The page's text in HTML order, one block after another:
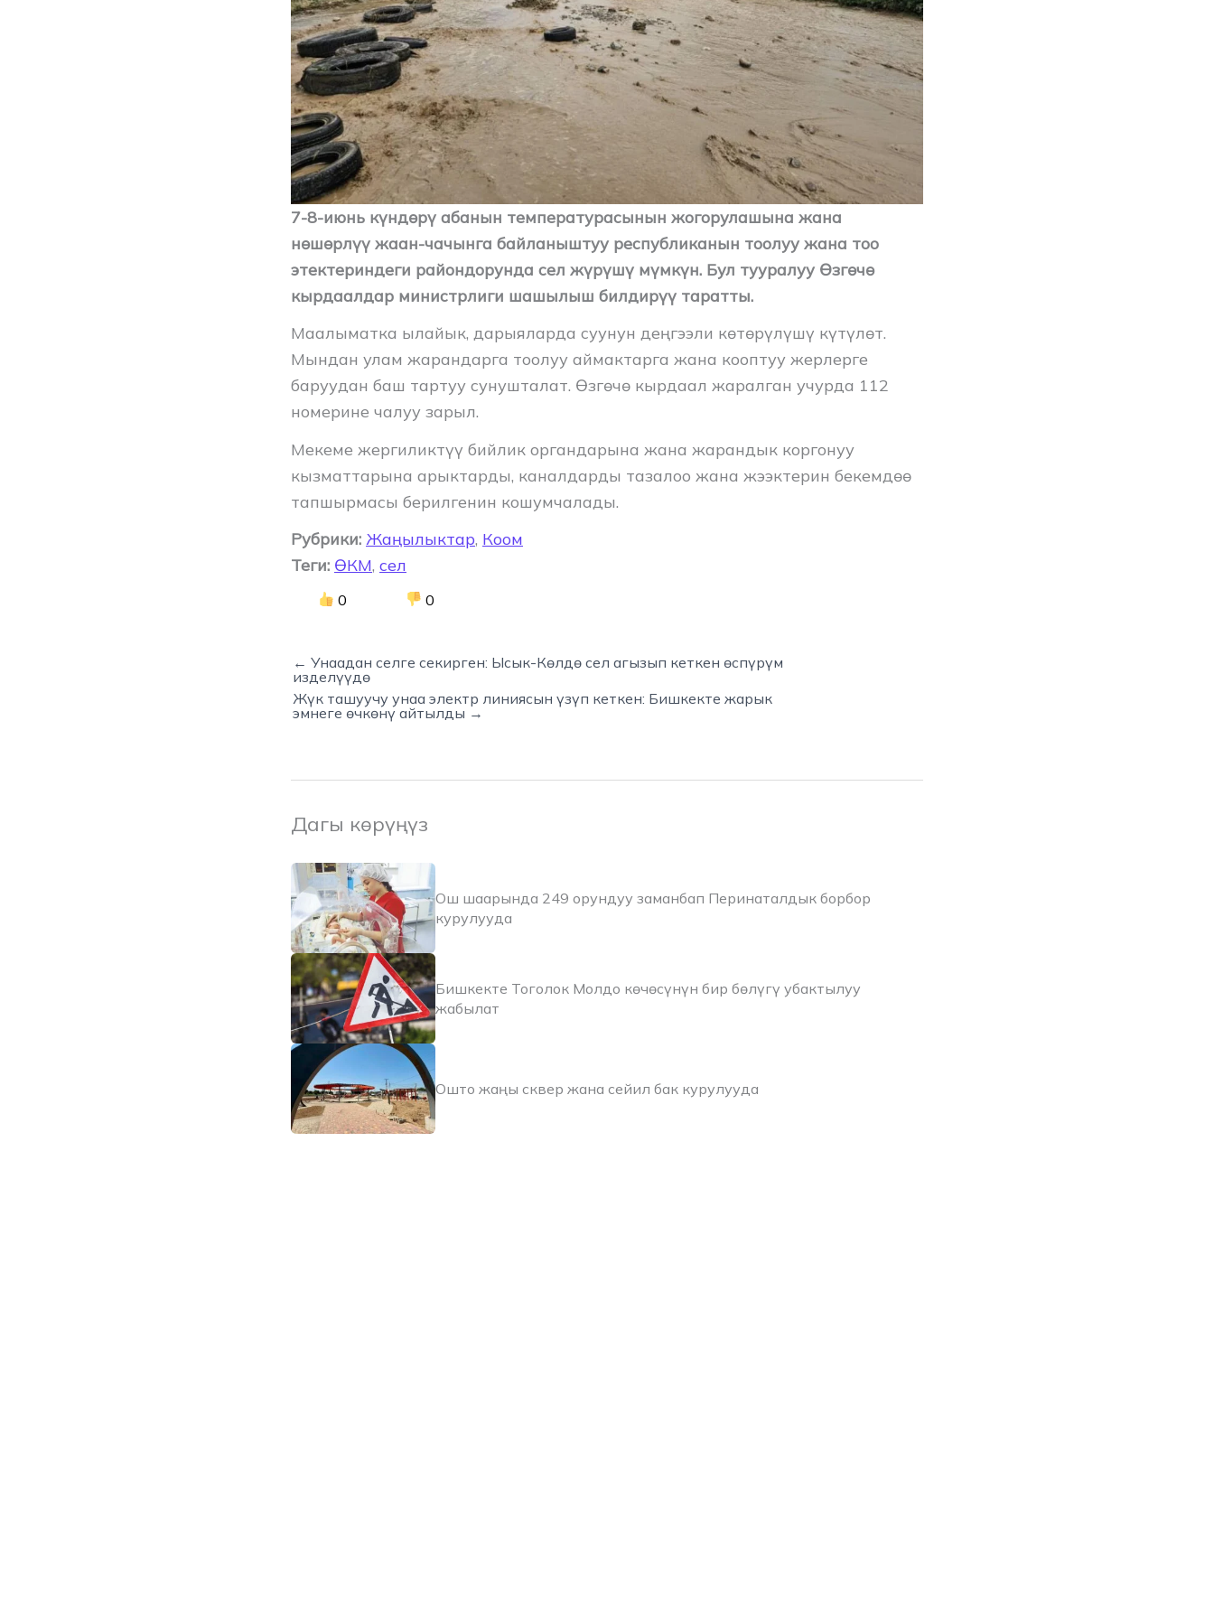
7-8-июнь күндөрү абанын температурасынын жогорулашына жана
нөшөрлүү жаан-чачынга байланыштуу республиканын тоолуу жана тоо
этектериндеги райондорунда сел жүрүшү мүмкүн. Бул тууралуу Өзгөчө
кырдаалдар министрлиги шашылыш билдирүү таратты.
Маалыматка ылайык, дарыяларда суунун деңгээли көтөрүлүшү күтүлөт.
Мындан улам жарандарга тоолуу аймактарга жана кооптуу жерлерге
баруудан баш тартуу сунушталат. Өзгөчө кырдаал жаралган учурда 112
номерине чалуу зарыл.
Мекеме жергиликтүү бийлик органдарына жана жарандык коргонуу
кызматтарына арыктарды, каналдарды тазалоо жана жээктерин бекемдөө
тапшырмасы берилгенин кошумчалады.
Рубрики: Жаңылыктар, Коом
Теги: ӨКМ, сел
0 0
← Унаадан селге секирген: Ысык-Көлдө сел агызып кеткен өспүрүм
изделүүдө
Жүк ташуучу унаа электр линиясын үзүп кеткен: Бишкекте жарык
эмнеге өчкөнү айтылды →
Дагы көрүңүз
Ош шаарында 249 орундуу заманбап Перинаталдык борбор
курулууда
Бишкекте Тоголок Молдо көчөсүнүн бир бөлүгү убактылуу
жабылат
Ошто жаңы сквер жана сейил бак курулууда